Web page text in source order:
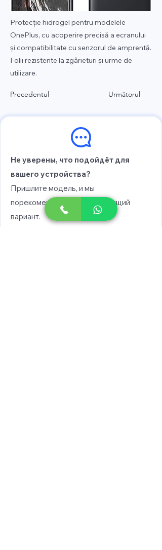
Protecție hidrogel pentru modelele
OnePlus, cu acoperire precisă a ecranului
și compatibilitate cu senzorul de amprentă.
Folii rezistente la zgârieturi și urme de
utilizare.
Precedentul Următorul
Не уверены, что подойдёт для
вашего устройства?
Пришлите модель, и мы
порекомендуем вам подходящий
вариант.